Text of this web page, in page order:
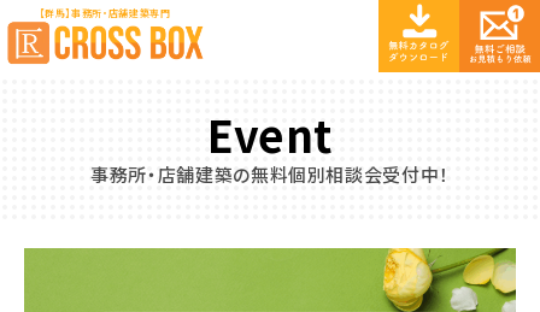
【群馬】事務所・店舗建築専門
Event
事務所・店舗建築の無料個別相談会受付中！